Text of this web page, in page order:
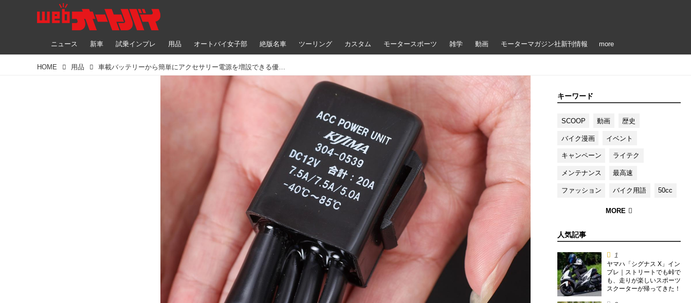
ニュース 新車 試乗インプレ 用品 オートバイ女子部 絶版名車 ツーリング カスタム モータースポーツ 雑学 動画 モーターマガジン社新刊情報 more
HOME 用品 車載バッテリーから簡単にアクセサリー電源を増設できる優れもの｜キジマ「アクセサリーパワーユニット」の特徴を解説
キーワード
SCOOP 動画 歴史
バイク漫画 イベント
キャンペーン ライテク
メンテナンス 最高速
ファッション バイク用語 50cc
人気記事
ヤマハ「シグナス X」イン
プレ｜ストリートでも峠で
も、走りが楽しいスポーツ
スクーターが帰ってきた！